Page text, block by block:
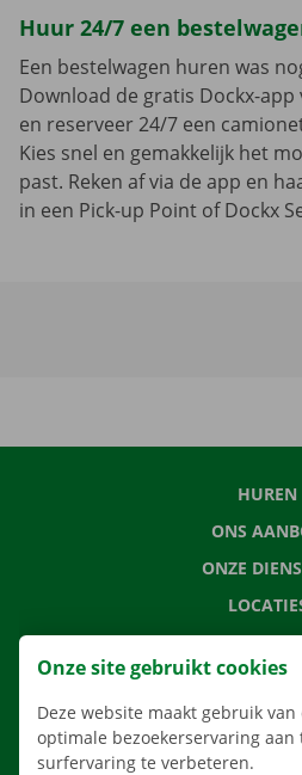
Huur 24/7 een
Een bestelwagen huren was
Download de gratis Dockx-app
en reserveer 24/7 een
Kies snel en gemakkelijk het
past. Reken af via de app en
in een Pick-up Point of Dockx
HUREN
ONS
ONZE
APP
Onze site gebruikt cookies
Deze website maakt gebruik van
optimale bezoekerservaring aan
surfervaring te verbeteren.